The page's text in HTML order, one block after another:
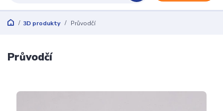
3D produkty Průvodčí
Průvodčí